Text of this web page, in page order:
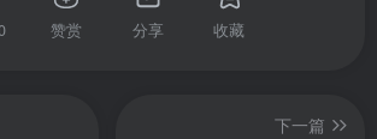
赞赏 分享 收藏
下一篇